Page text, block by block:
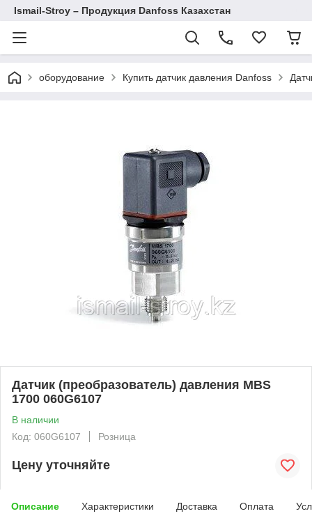
Ismail-Stroy – Продукция Danfoss Казахстан
оборудование Купить датчик давления Danfoss
Датчик (преобразователь) давления MBS
1700 060G6107
В наличии
Код: 060G6107
Розница
Цену уточняйте
Описание Характеристики Доставка Оплата